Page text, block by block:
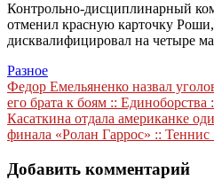
Контрольно-дисциплинарный
отменил красную карточку
дисквалифицировал на четыре
Разное
Навигация
по
записям
Федор Емельяненко назвал
его брата к боям ::
Касаткина отдала американке
финала «Ролан Гаррос» ::
Добавить комментарий